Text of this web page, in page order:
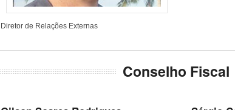
Diretor de Relações Externas
Conselho Fiscal